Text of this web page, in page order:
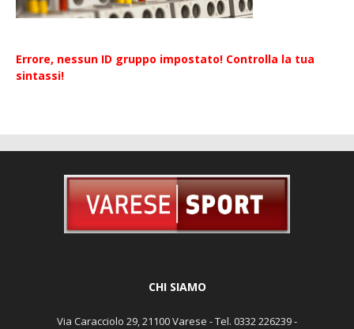
Errore, nessun ID gruppo impostato! Controlla la tua
sintassi!
CHI SIAMO
Via Caracciolo 29, 21100 Varese - Tel. 0332 226239 -